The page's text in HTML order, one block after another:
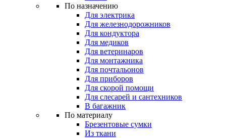
По назначению
Для электрика
Для железнодорожников
Для кондуктора
Для медиков
Для ветеринаров
Для монтажника
Для почтальонов
Для приборов
Для скорой помощи
Для слесарей и сантехников
В багажник
По материалу
Брезентовые сумки
Из ткани